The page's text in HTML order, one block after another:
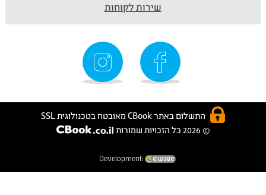
שירות לקוחות
התשלום באתר CBook מאובטח בטכנולוגית SSL
© 2026 כל הזכויות שמורות
Development: